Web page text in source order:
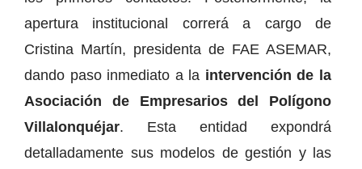
apertura institucional correrá a cargo de
Cristina Martín, presidenta de FAE ASEMAR,
dando paso inmediato a la intervención de la
Asociación de Empresarios del Polígono
Villalonquéjar. Esta entidad expondrá
detalladamente sus modelos de gestión y las